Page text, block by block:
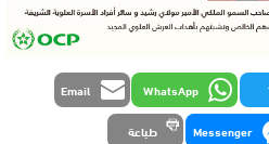
WhatsApp
Email
Messenger طباعة